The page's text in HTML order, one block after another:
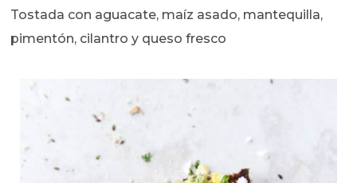
Tostada con aguacate, maíz asado, mantequilla,
pimentón, cilantro y queso fresco